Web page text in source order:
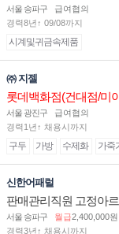
부점장/판매사원 채용
서울 송파구
급여협의
경력8년↑ 09/08까지
시계및귀금속제품
㈜ 지젤
롯데백화점(건대점/미
인합니다
서울 광진구
급여협의
경력1년↑ 채용시까지
구두 가방 수제화 가죽
신한어패럴
판매관리직원 고정아
서울 송파구 월급2,400,000원
경력3년↑ 채용시까지